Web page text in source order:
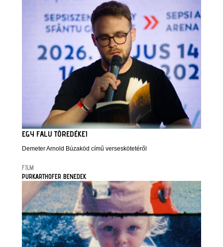
EGY FALU TÖREDÉKEI
Demeter Arnold Búzaköd című verseskötetéről
FILM
PURKARTHOFER BENEDEK